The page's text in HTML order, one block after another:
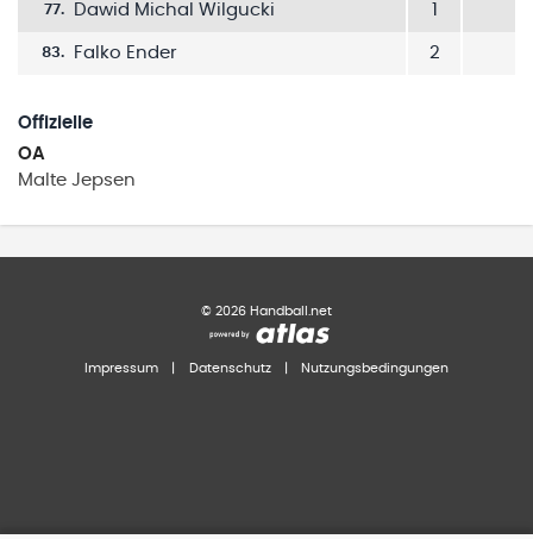
77. Dawid Michal Wilgucki
83. Falko Ender 2
Offizielle
OA
Malte Jepsen
© 2026 Handball.net
Impressum Datenschutz Nutzungsbedingungen